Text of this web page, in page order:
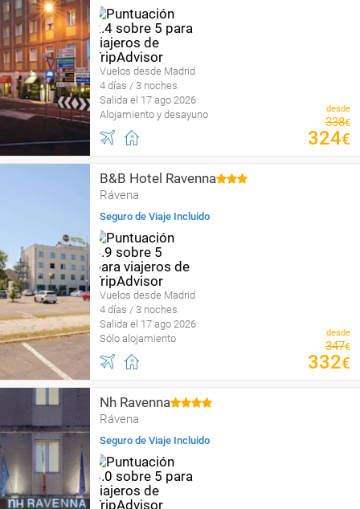
Vuelos desde Madrid
4 días / 3 noches
Salida el 17 ago 2026
Alojamiento y desayuno
desde
338€
324€
B&B Hotel Ravenna
Rávena
Seguro de Viaje Incluido
Vuelos desde Madrid
4 días / 3 noches
Salida el 17 ago 2026
Sólo alojamiento
desde
347€
332€
Nh Ravenna
Rávena
Seguro de Viaje Incluido